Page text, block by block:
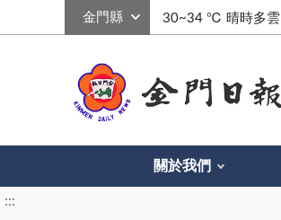
30~34 ℃ 晴時多雲
關於我們
:::